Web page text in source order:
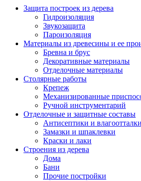
Защита построек из дерева
Гидроизоляция
Звукозащита
Пароизоляция
Материалы из древесины и ее
Бревна и брус
Декоративные материалы
Отделочные материалы
Столярные работы
Крепеж
Механизированные
Ручной инструментарий
Отделочные и защитные составы
Антисептики и
Замазки и шпаклевки
Краски и лаки
Строения из дерева
Дома
Бани
Прочие постройки